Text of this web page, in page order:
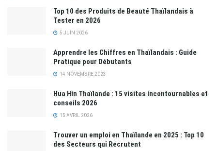
Top 10 des Produits de Beauté Thaïlandais à
Tester en 2026
5 JUIN 2026
Apprendre les Chiffres en Thaïlandais : Guide
Pratique pour Débutants
14 NOVEMBRE 2023
Hua Hin Thaïlande : 15 visites incontournables et
conseils 2026
15 AVRIL 2026
Trouver un emploi en Thaïlande en 2025 : Top 10
des Secteurs qui Recrutent